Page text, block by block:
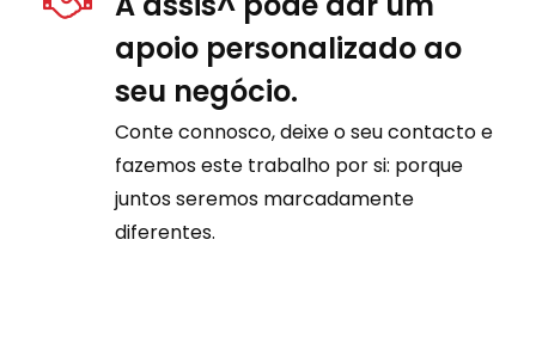
apoio personalizado ao
seu negócio.
Conte connosco, deixe o seu contacto e
fazemos este trabalho por si: porque
juntos seremos marcadamente
diferentes.